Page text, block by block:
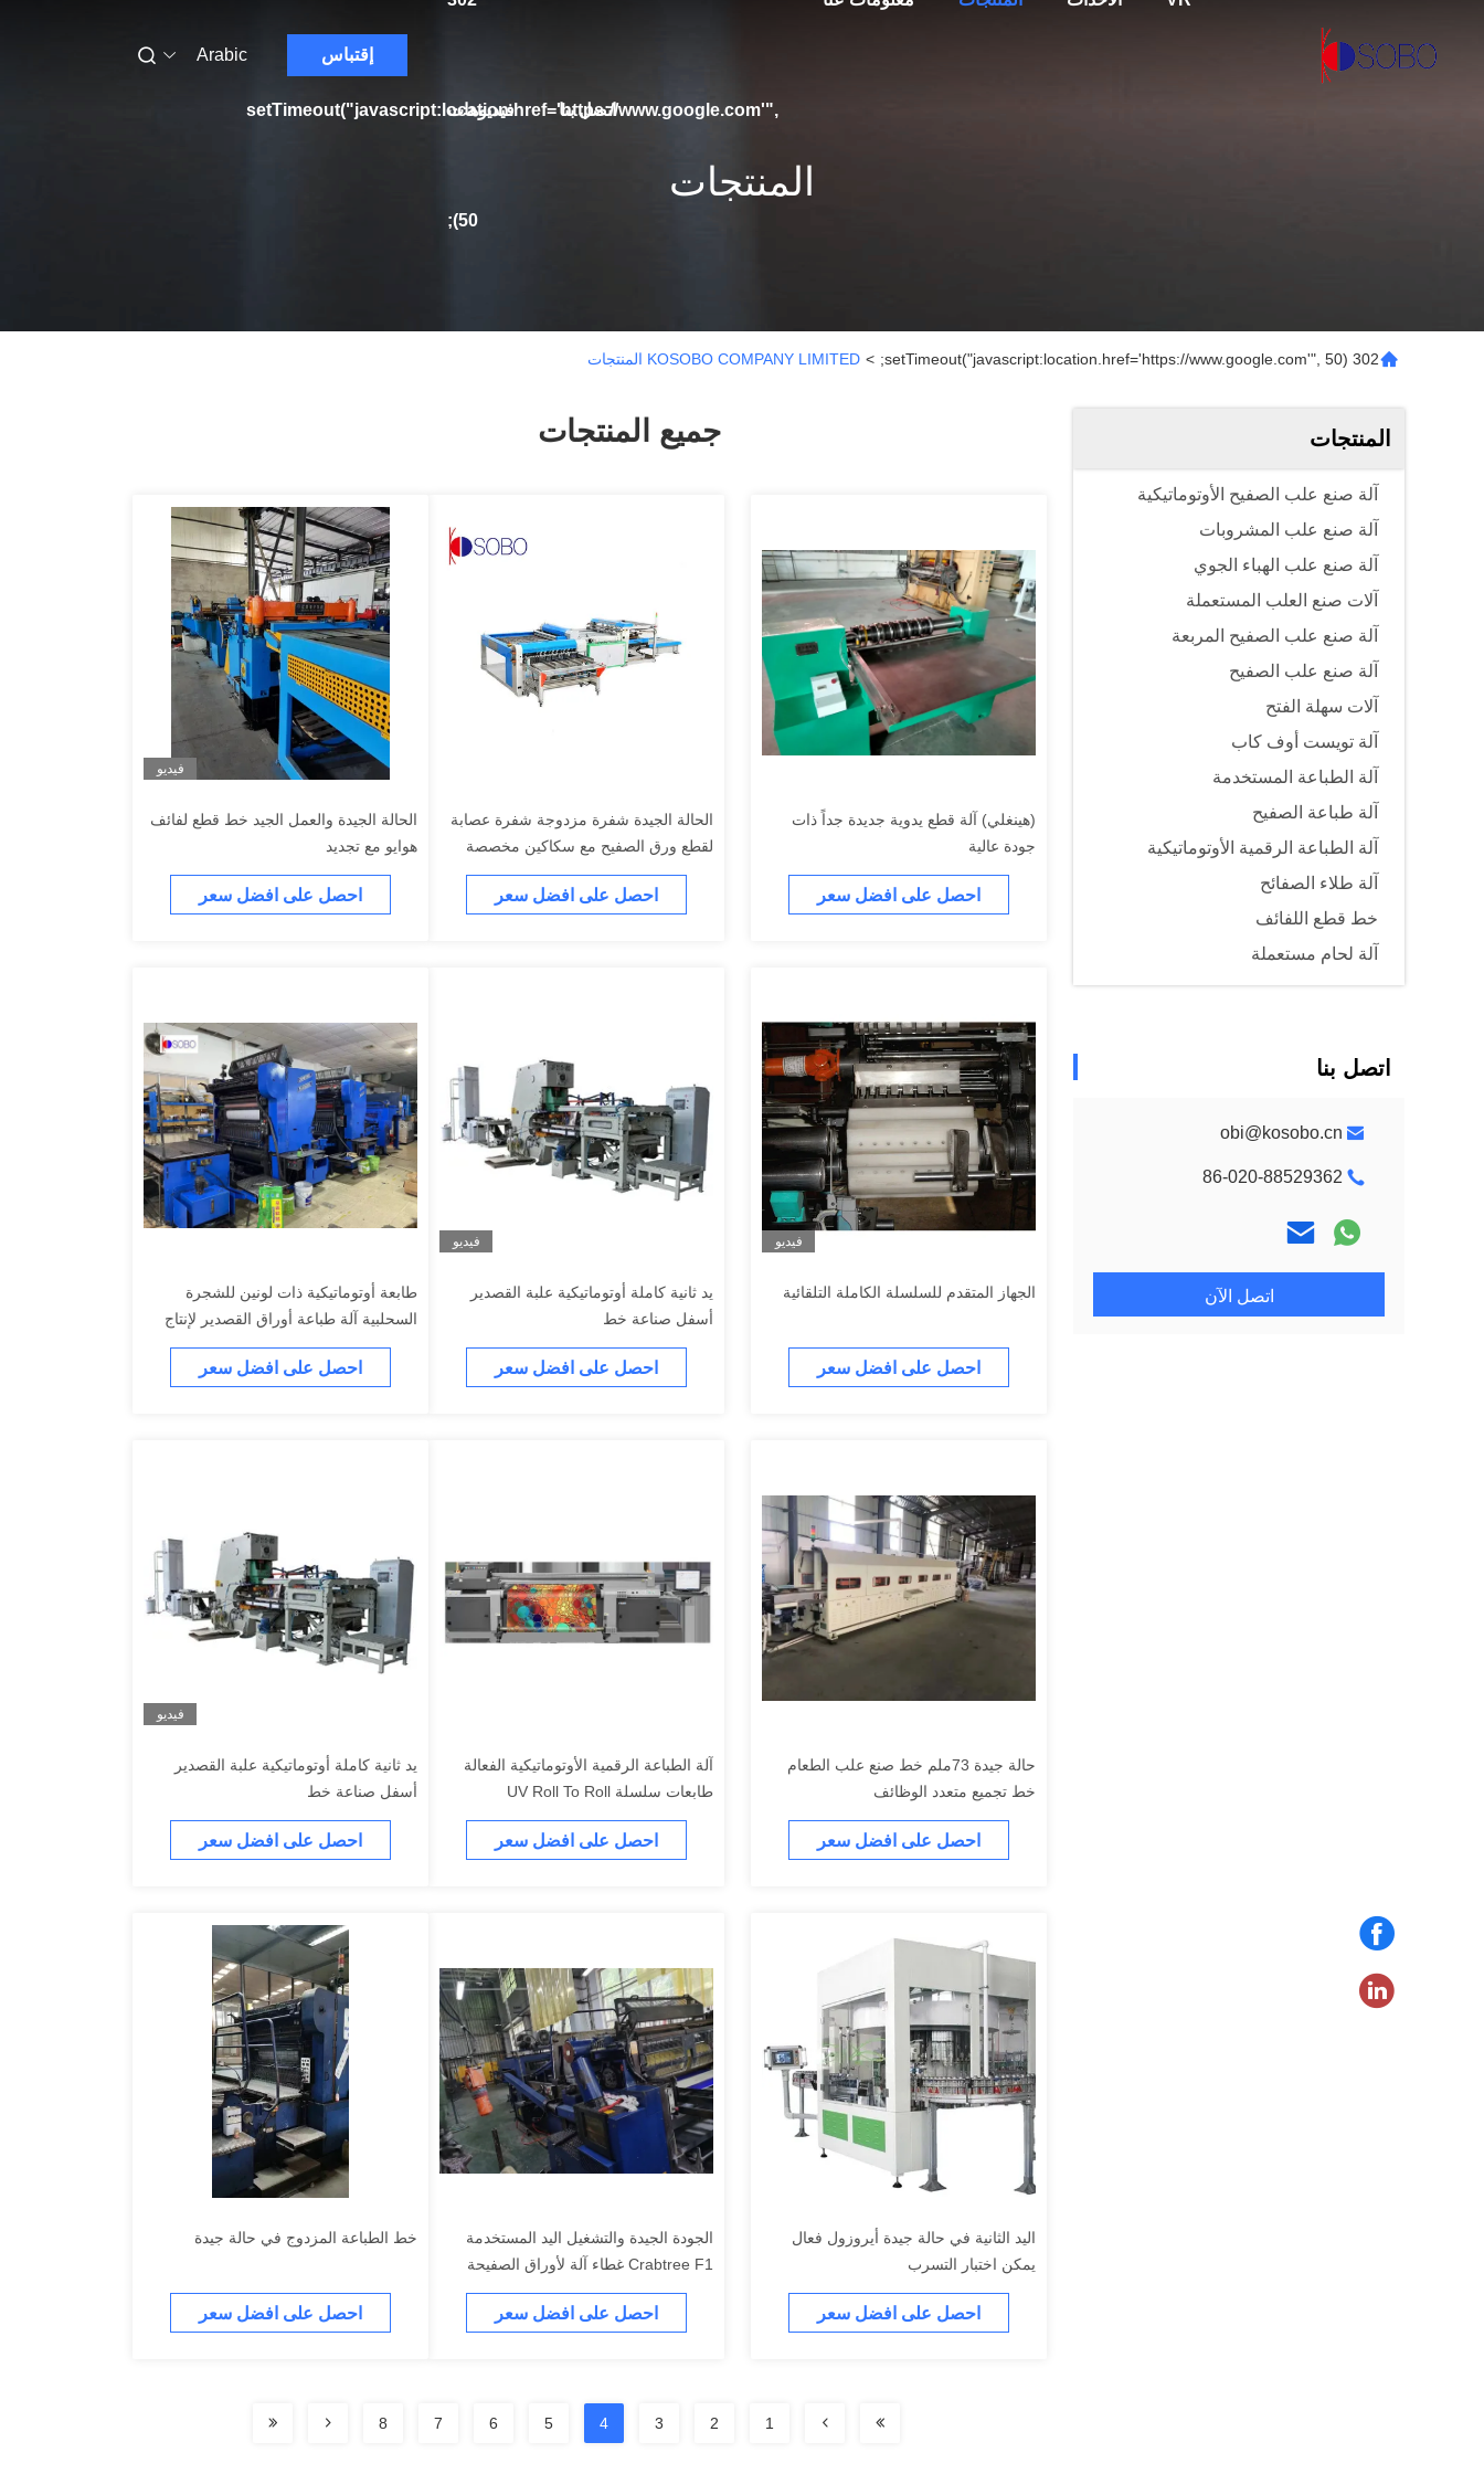
setTimeout("javascript:location.href='https://www.google.com'",
50);
فيديوهات اتصل بنا
إقتباس Arabic
المنتجات
302 setTimeout("javascript:location.href='https://www.google.com'", 50);
> KOSOBO COMPANY LIMITED المنتجات
المنتجات
آلة صنع علب الصفيح الأوتوماتيكية
آلة صنع علب المشروبات
آلة صنع علب الهباء الجوي
آلات صنع العلب المستعملة
آلة صنع علب الصفيح المربعة
آلة صنع علب الصفيح
آلات سهلة الفتح
آلة تويست أوف كاب
آلة الطباعة المستخدمة
آلة طباعة الصفيح
آلة الطباعة الرقمية الأوتوماتيكية
آلة طلاء الصفائح
خط قطع اللفائف
آلة لحام مستعملة
اتصل بنا
obi@kosobo.cn
86-020-88529362
اتصل الآن
جميع المنتجات
(هينغلي) آلة قطع يدوية جديدة جداً ذات
جودة عالية
احصل على افضل سعر
الحالة الجيدة شفرة مزدوجة شفرة عصابة
لقطع ورق الصفيح مع سكاكين مخصصة
احصل على افضل سعر
فيديو
الحالة الجيدة والعمل الجيد خط قطع لفائف
هوايو مع تجديد
احصل على افضل سعر
فيديو
الجهاز المتقدم للسلسلة الكاملة التلقائية
احصل على افضل سعر
فيديو
يد ثانية كاملة أوتوماتيكية علبة القصدير
أسفل صناعة خط
احصل على افضل سعر
طابعة أوتوماتيكية ذات لونين للشجرة
السحلبية آلة طباعة أوراق القصدير لإنتاج
علب القصدير
احصل على افضل سعر
حالة جيدة 73ملم خط صنع علب الطعام
خط تجميع متعدد الوظائف
احصل على افضل سعر
آلة الطباعة الرقمية الأوتوماتيكية الفعالة
طابعات سلسلة UV Roll To Roll
احصل على افضل سعر
فيديو
يد ثانية كاملة أوتوماتيكية علبة القصدير
أسفل صناعة خط
احصل على افضل سعر
اليد الثانية في حالة جيدة أيروزول فعال
يمكن اختبار التسرب
احصل على افضل سعر
الجودة الجيدة والتشغيل اليد المستخدمة
Crabtree F1 غطاء آلة لأوراق الصفيحة
احصل على افضل سعر
خط الطباعة المزدوج في حالة جيدة
احصل على افضل سعر
1
2
3
4
5
6
7
8